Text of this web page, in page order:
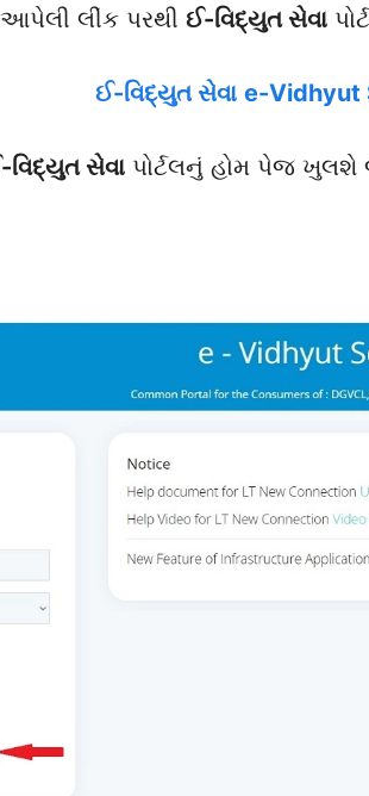
લીંક પરથી ઈ-વિદ્યુત સેવા
ઈ-વિદ્યુત સેવા e-Vidhyut
વિદ્યુત સેવા પોર્ટલનું હોમ પેજ